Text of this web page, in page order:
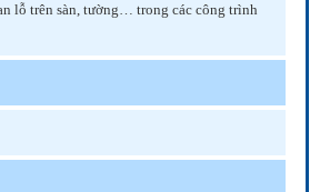
lỗ trên sàn, tường… trong các công trình